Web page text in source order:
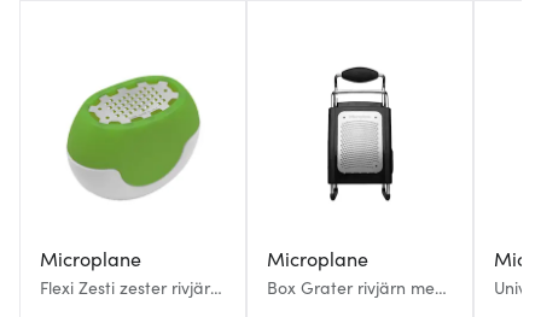
Microplane
Flexi Zesti zester rivjärn
Microplane
Box Grater rivjärn med